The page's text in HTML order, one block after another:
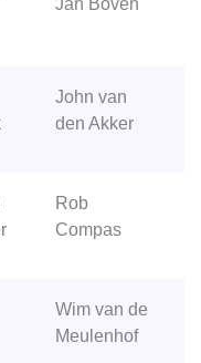
John van
den Akker
Rob
Compas
Wim van de
Meulenhof